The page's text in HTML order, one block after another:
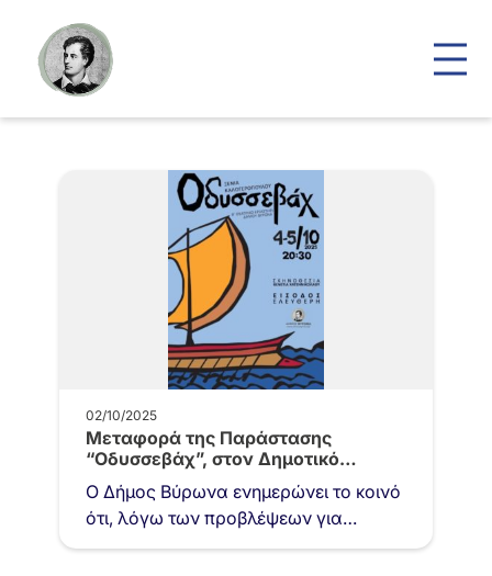
02/10/2025
Μεταφορά της Παράστασης
“Οδυσσεβάχ”, στον Δημοτικό
Κινηματογράφο “Νέα Ελβετία”.
λόγω…
Ο Δήμος Βύρωνα ενημερώνει το κοινό
ότι, λόγω των προβλέψεων για
βροχοπτώσεις το Σαββατοκύριακο, η